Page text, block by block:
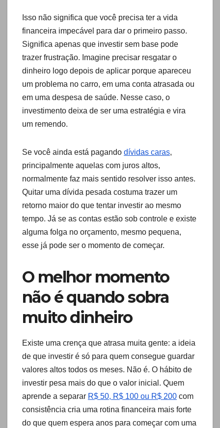
Isso não significa que você precisa ter a vida
financeira impecável para dar o primeiro passo.
Significa apenas que investir sem base pode
trazer frustração. Imagine precisar resgatar o
dinheiro logo depois de aplicar porque apareceu
um problema no carro, em uma conta atrasada ou
em uma despesa de saúde. Nesse caso, o
investimento deixa de ser uma estratégia e vira
um remendo.
Se você ainda está pagando dívidas caras,
principalmente aquelas com juros altos,
normalmente faz mais sentido resolver isso antes.
Quitar uma dívida pesada costuma trazer um
retorno maior do que tentar investir ao mesmo
tempo. Já se as contas estão sob controle e existe
alguma folga no orçamento, mesmo pequena,
esse já pode ser o momento de começar.
O melhor momento
não é quando sobra
muito dinheiro
Existe uma crença que atrasa muita gente: a ideia
de que investir é só para quem consegue guardar
valores altos todos os meses. Não é. O hábito de
investir pesa mais do que o valor inicial. Quem
aprende a separar R$ 50, R$ 100 ou R$ 200 com
consistência cria uma rotina financeira mais forte
do que quem espera anos para começar com uma